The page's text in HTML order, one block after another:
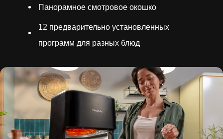
Панорамное смотровое окошко
12 предварительно установленных
программ для разных блюд